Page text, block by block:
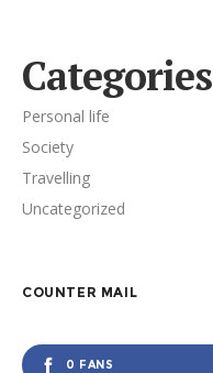
Categories
Personal life
Society
Travelling
Uncategorized
COUNTER MAIL
0 FANS